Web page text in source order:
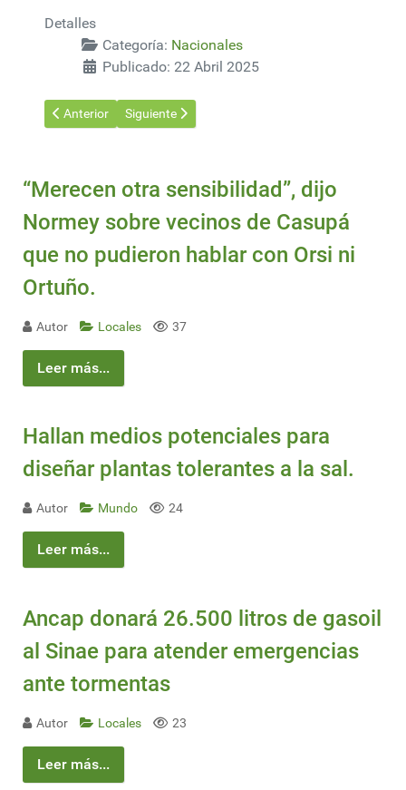
Detalles
Categoría: Nacionales
Publicado: 22 Abril 2025
Artículo anterior: El engramillamiento del campo genera
Anterior Artículo siguiente: Plaga. “Las loras se están
Siguiente
“Merecen otra sensibilidad”, dijo
Normey sobre vecinos de Casupá
que no pudieron hablar con Orsi ni
Ortuño.
Autor Locales 37
Leer más...
Hallan medios potenciales para
diseñar plantas tolerantes a la sal.
Autor Mundo 24
Leer más...
Ancap donará 26.500 litros de gasoil
al Sinae para atender emergencias
ante tormentas
Autor Locales 23
Leer más...